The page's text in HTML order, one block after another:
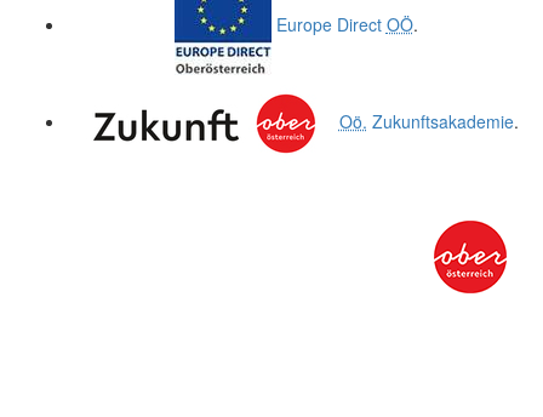
Europe Direct OÖ.
Oö. Zukunftsakademie.